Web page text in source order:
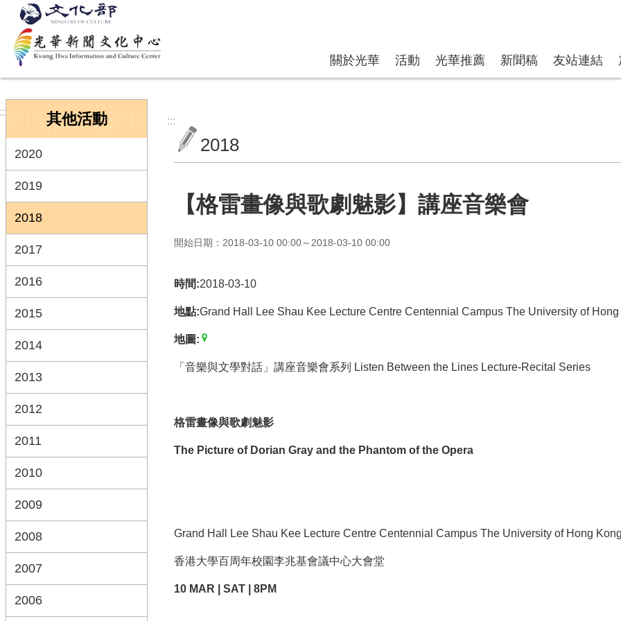
跳到主要內容區塊
關於光華 活動 光華推薦 新聞稿 友站連結
其他活動
2020
2019
2018
2017
2016
2015
2014
2013
2012
2011
2010
2009
2008
2007
2006
:::
2018
【格雷畫像與歌劇魅影】講座音樂會
開始日期：2018-03-10 00:00～2018-03-10 00:00
時間:2018-03-10
地點:Grand Hall Lee Shau Kee Lecture Centre Centennial Campus The University of Hong
地圖:
「音樂與文學對話」講座音樂會系列 Listen Between the Lines Lecture-Recital Series
格雷畫像與歌劇魅影
The Picture of Dorian Gray and the Phantom of the Opera
Grand Hall Lee Shau Kee Lecture Centre Centennial Campus The University of Hong Kong
香港大學百周年校園李兆基會議中心大會堂
10 MAR | SAT | 8PM